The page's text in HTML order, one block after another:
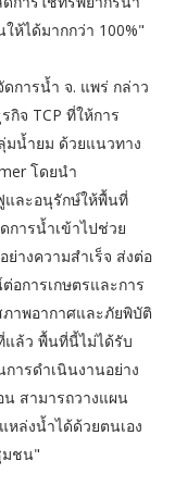
ห้ได้มากกว่า 100%"
การน้ำ จ. แพร่ กล่าว
จ TCP ที่ให้การ
น้ำยม ด้วยแนวทาง
โดยนำ
และอนุรักษ์ให้พื้นที่
การน้ำเข้าไปช่วย
างความสำเร็จ ส่งต่อ
อการเกษตรและการ
าพอากาศและภัยพิบัติ
แล้ว พื้นที่นี้ไม่ได้รับ
ารดำเนินงานอย่าง
สามารถวางแผน
ล่งน้ำได้ด้วยตนเอง
มชน"